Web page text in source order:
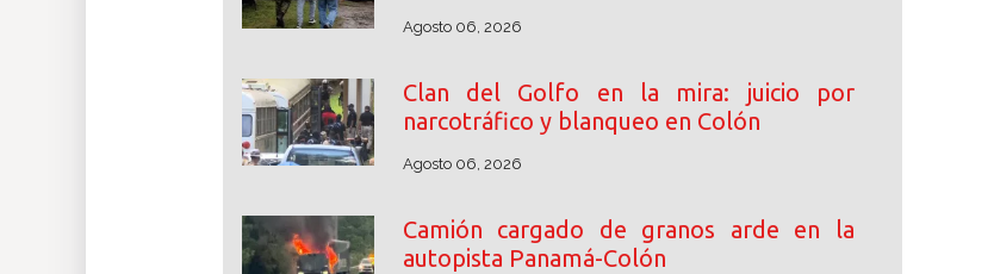
Agosto 06, 2026
Clan del Golfo en la mira: juicio por
narcotráfico y blanqueo en Colón
Agosto 06, 2026
Camión cargado de granos arde en la
autopista Panamá-Colón